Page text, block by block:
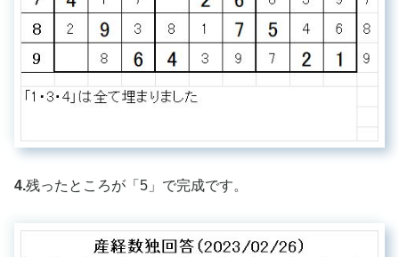
4.残ったところが「5」で完成です。